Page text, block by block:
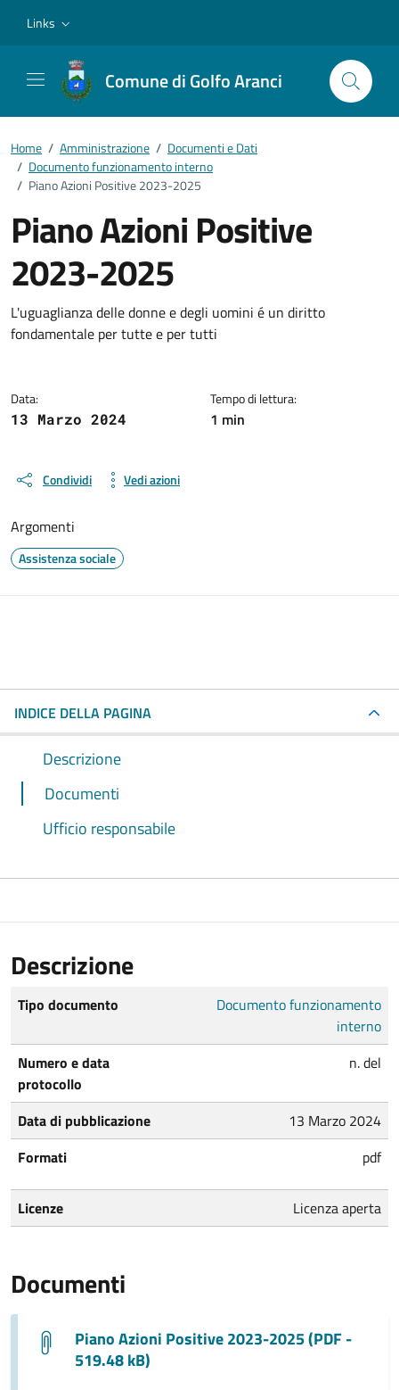
Links
Comune di Golfo Aranci
Home / Amministrazione / Documenti e Dati
/ Documento funzionamento interno
/ Piano Azioni Positive 2023-2025
Piano Azioni Positive
2023-2025
Dettagli del documento
L'uguaglianza delle donne e degli uomini é un diritto
fondamentale per tutte e per tutti
Data:
13 Marzo 2024
Tempo di lettura:
1 min
Condividi Vedi azioni
Argomenti
Assistenza sociale
INDICE DELLA PAGINA
Descrizione
Documenti
Ufficio responsabile
Descrizione
Tipo documento
Documento funzionamento
interno
Numero e data
protocollo
n. del
Data di pubblicazione
13 Marzo 2024
Formati
pdf
Licenze Licenza aperta
Documenti
Piano Azioni Positive 2023-2025 (PDF -
519.48 kB)